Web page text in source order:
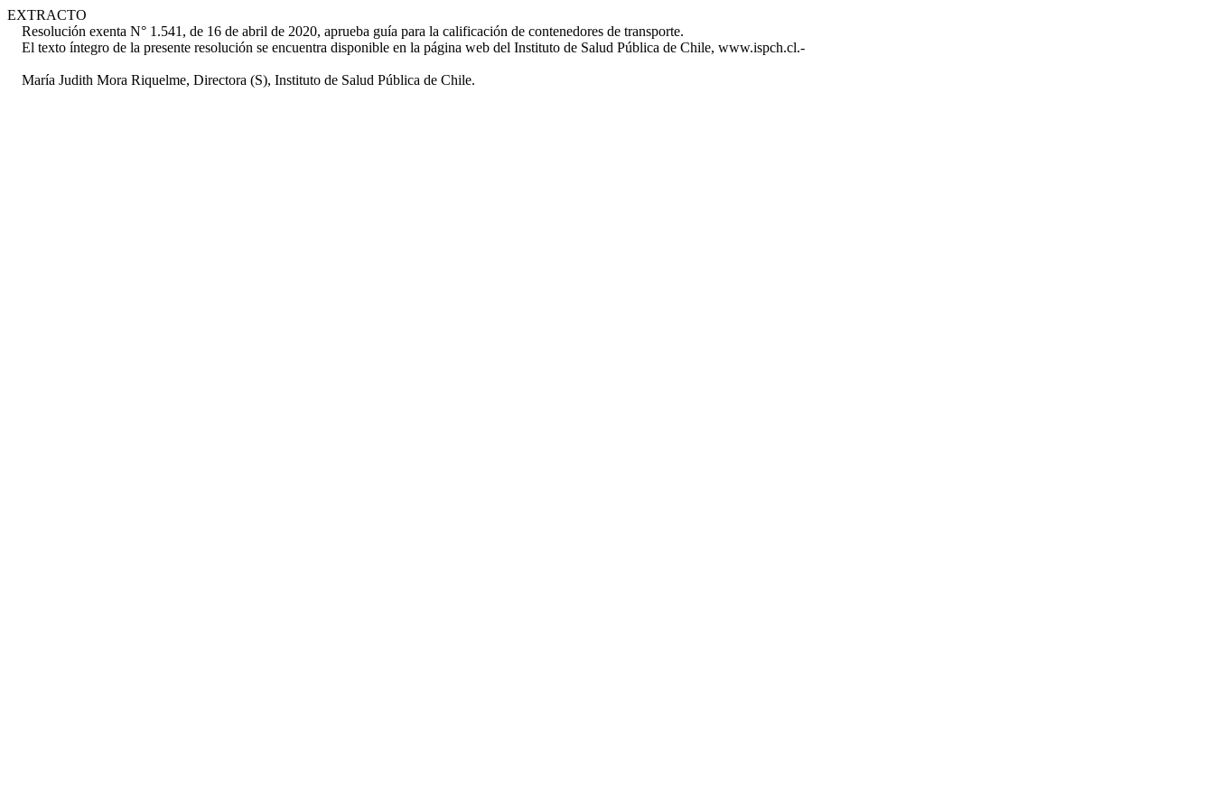
EXTRACTO
Resolución exenta N° 1.541, de 16 de abril de 2020, aprueba guía para la calificación de contenedores de transporte.
El texto íntegro de la presente resolución se encuentra disponible en la página web del Instituto de Salud Pública de Chile, www.ispch.cl.-
María Judith Mora Riquelme, Directora (S), Instituto de Salud Pública de Chile.